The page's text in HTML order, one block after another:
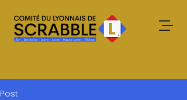
Post